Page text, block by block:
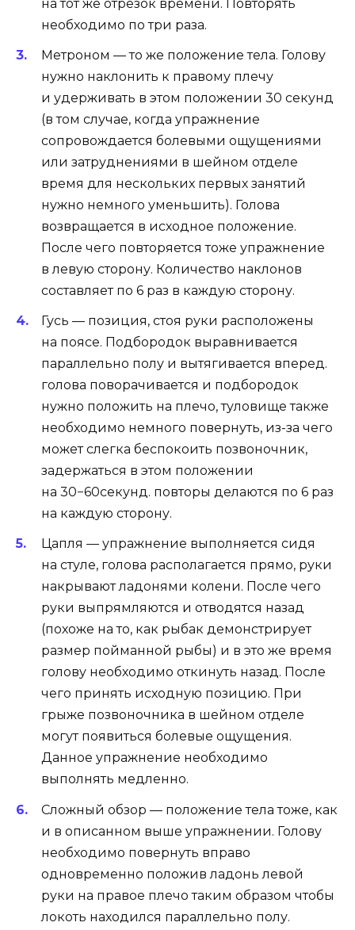
на тот же отрезок времени. Повторять
необходимо по три раза.
Метроном — то же положение тела. Голову
нужно наклонить к правому плечу
и удерживать в этом положении 30 секунд
(в том случае, когда упражнение
сопровождается болевыми ощущениями
или затруднениями в шейном отделе
время для нескольких первых занятий
нужно немного уменьшить). Голова
возвращается в исходное положение.
После чего повторяется тоже упражнение
в левую сторону. Количество наклонов
составляет по 6 раз в каждую сторону.
Гусь — позиция, стоя руки расположены
на поясе. Подбородок выравнивается
параллельно полу и вытягивается вперед.
голова поворачивается и подбородок
нужно положить на плечо, туловище также
необходимо немного повернуть, из-за чего
может слегка беспокоить позвоночник,
задержаться в этом положении
на 30−60секунд. повторы делаются по 6 раз
на каждую сторону.
Цапля — упражнение выполняется сидя
на стуле, голова располагается прямо, руки
накрывают ладонями колени. После чего
руки выпрямляются и отводятся назад
(похоже на то, как рыбак демонстрирует
размер пойманной рыбы) и в это же время
голову необходимо откинуть назад. После
чего принять исходную позицию. При
грыже позвоночника в шейном отделе
могут появиться болевые ощущения.
Данное упражнение необходимо
выполнять медленно.
Сложный обзор — положение тела тоже, как
и в описанном выше упражнении. Голову
необходимо повернуть вправо
одновременно положив ладонь левой
руки на правое плечо таким образом чтобы
локоть находился параллельно полу.